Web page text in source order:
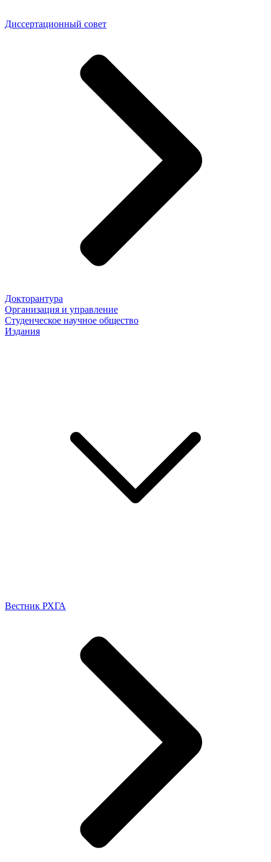
Диссертационный совет
Докторантура
Организация и управление
Студенческое научное общество
Издания
Вестник РХГА